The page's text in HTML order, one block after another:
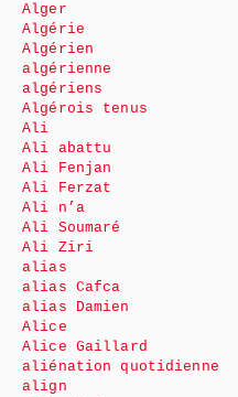
Alger
Algérie
Algérien
algérienne
algériens
Algérois tenus
Ali
Ali abattu
Ali Fenjan
Ali Ferzat
Ali n’a
Ali Soumaré
Ali Ziri
alias
alias Cafca
alias Damien
Alice
Alice Gaillard
aliénation quotidienne
align